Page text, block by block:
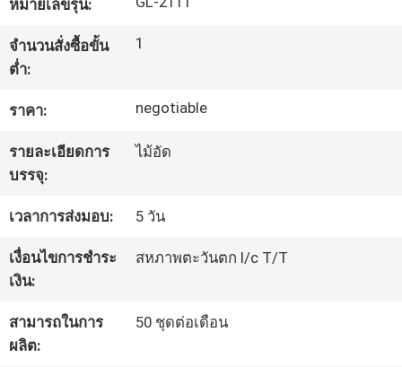
เรา
โรงงาน
ควบคุม
คุณภาพ
ติดต่อ
หมายเลขรุ่น:
จำนวนสั่งซื้อขั้น
ต่ำ:
1
ราคา: negotiable
รายละเอียดการ
บรรจุ:
ไม้อัด
เวลาการส่งมอบ: 5 วัน
เงื่อนไขการชำระ
เงิน:
สหภาพตะวันตก l/c T/T
สามารถในการ
ผลิต:
50 ชุดต่อเดือน